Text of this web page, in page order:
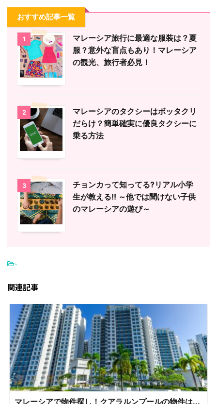
おすすめ記事一覧
1
マレーシア旅行に最適な服装は？夏
服？意外な盲点もあり！マレーシア
の観光、旅行者必見！
2
マレーシアのタクシーはボッタクリ
だらけ？簡単確実に優良タクシーに
乗る方法
3
チョンカって知ってる?リアル小学
生が教える!! ～他では聞けない子供
のマレーシアの遊び～
-
関連記事
マレーシアで物件探し！クアラルンプールの物件は...